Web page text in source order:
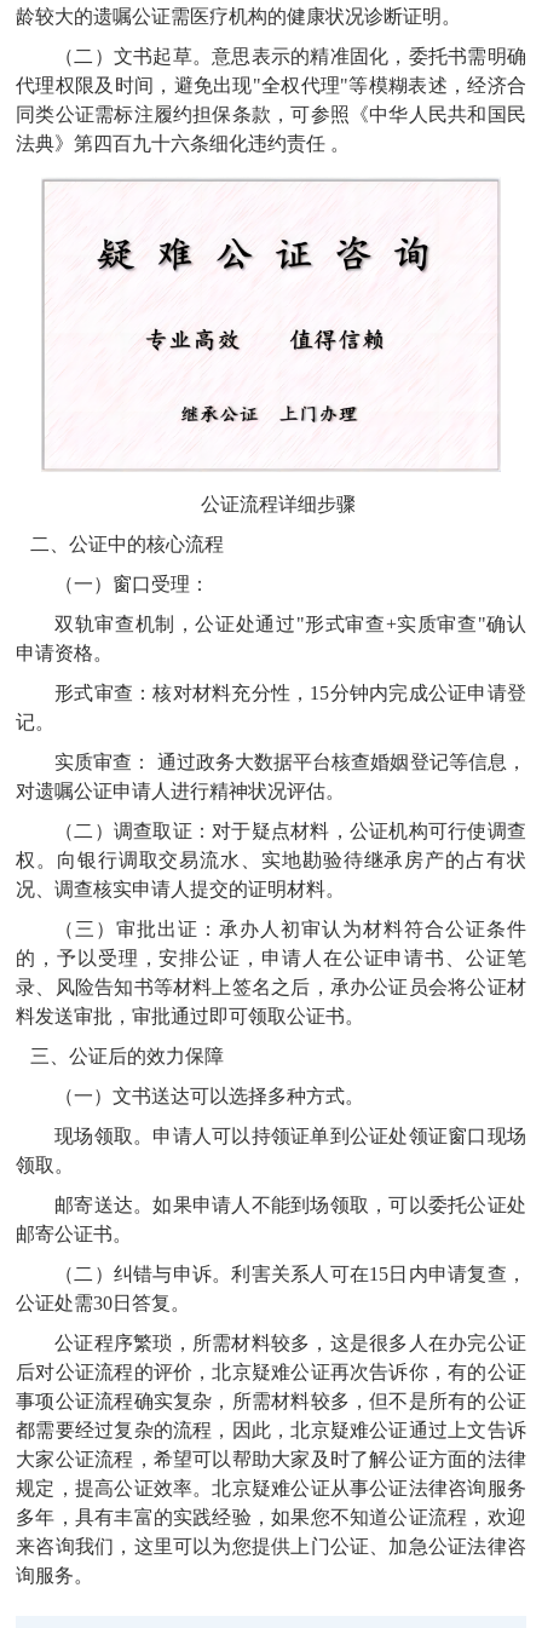
龄较大的遗嘱公证需医疗机构的健康状况诊断证明。
（二）文书起草。意思表示的精准固化，委托书需明确
代理权限及时间，避免出现"全权代理"等模糊表述，经济合
同类公证需标注履约担保条款，可参照《中华人民共和国民
法典》第四百九十六条细化违约责任 。
公证流程详细步骤
二、公证中的核心流程
（一）窗口受理：
双轨审查机制，公证处通过"形式审查+实质审查"确认
申请资格。
形式审查：核对材料充分性，15分钟内完成公证申请登
记。
实质审查：
通过政务大数据平台核查婚姻登记等信息，
对遗嘱公证申请人进行精神状况评估。
（二）调查取证：对于疑点材料，公证机构可行使调查
权。向银行调取交易流水、实地勘验待继承房产的占有状
况、调查核实申请人提交的证明材料。
（三）审批出证：承办人初审认为材料符合公证条件
的，予以受理，安排公证，申请人在公证申请书、公证笔
录、风险告知书等材料上签名之后，承办公证员会将公证材
料发送审批，审批通过即可领取公证书。
三、公证后的效力保障
（一）文书送达可以选择多种方式。
现场领取。申请人可以持领证单到公证处领证窗口现场
领取。
邮寄送达。如果申请人不能到场领取，可以委托公证处
邮寄公证书。
（二）纠错与申诉。利害关系人可在15日内申请复查，
公证处需30日答复。
公证程序繁琐，所需材料较多，这是很多人在办完公证
后对公证流程的评价，北京疑难公证再次告诉你，有的公证
事项公证流程确实复杂，所需材料较多，但不是所有的公证
都需要经过复杂的流程，因此，北京疑难公证通过上文告诉
大家公证流程，希望可以帮助大家及时了解公证方面的法律
规定，提高公证效率。北京疑难公证从事公证法律咨询服务
多年，具有丰富的实践经验，如果您不知道公证流程，欢迎
来咨询我们，这里可以为您提供上门公证、加急公证法律咨
询服务。